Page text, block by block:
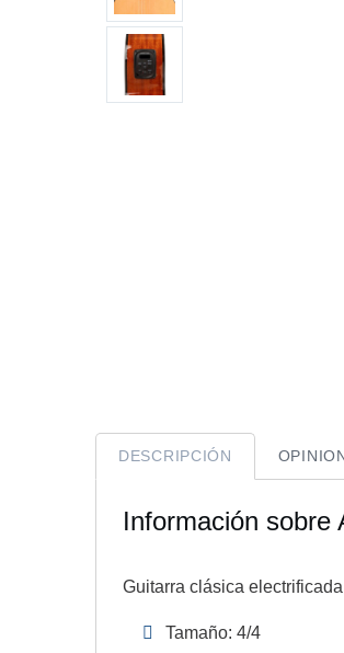
DESCRIPCIÓN
Información sobre
Guitarra clásica
Tamaño: 4/4